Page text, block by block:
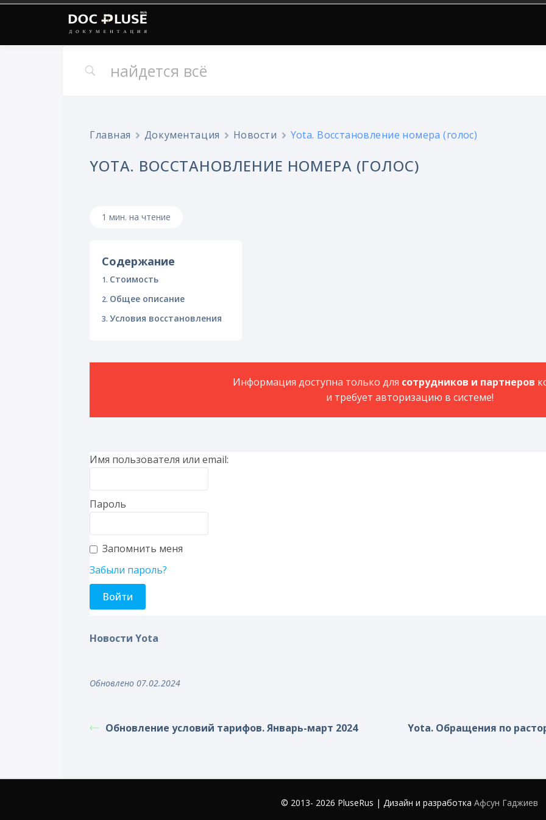
Главная Документация Новости Yota. Восстановление номера (голос)
YOTA. ВОССТАНОВЛЕНИЕ НОМЕРА (ГОЛОС)
1 мин. на чтение
Содержание
Стоимость
Общее описание
Условия восстановления
Информация доступна только для сотрудников и партнеров
и требует авторизацию в системе!
Имя пользователя или email:
Пароль
Запомнить меня
Забыли пароль?
Новости Yota
Обновлено 07.02.2024
Обновление условий тарифов. Январь-март 2024 Yota. Обращения по
© 2013- 2026 PluseRus | Дизайн и разработка Афсун Гаджиев